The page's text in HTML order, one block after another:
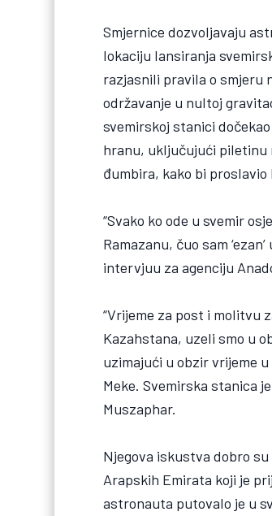
Smjernice dozvoljavaju
lokaciju lansiranja
razjasnili pravila o smjeru
održavanje u nultoj
svemirskoj stanici
hranu, uključujući piletinu
đumbira, kako bi proslavio
“Svako ko ode u svemir
Ramazanu, čuo sam
intervjuu za agenciju
“Vrijeme za post i molitvu
Kazahstana, uzeli smo u
uzimajući u obzir vrijeme
Meke. Svemirska stanica
Muszaphar.
Njegova iskustva dobro
Arapskih Emirata koji je
astronauta putovalo je u